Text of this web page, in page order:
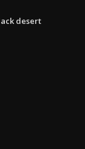
desert